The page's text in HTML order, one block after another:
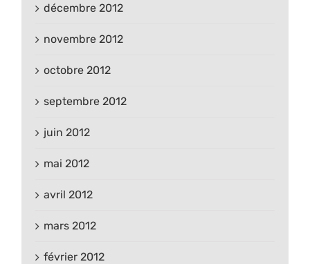
décembre 2012
novembre 2012
octobre 2012
septembre 2012
juin 2012
mai 2012
avril 2012
mars 2012
février 2012